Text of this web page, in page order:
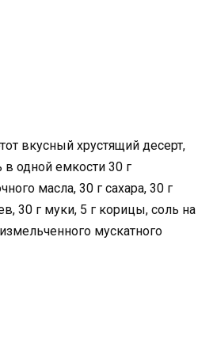
вкусный хрустящий десерт,
в одной емкости 30 г
масла, 30 г сахара, 30 г
30 г муки, 5 г корицы, соль на
мускатного